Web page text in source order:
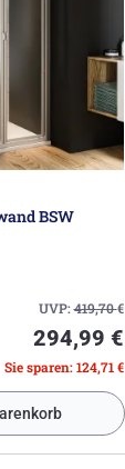
BSW
UVP:419,70€
294,99 €
Sie sparen: 124,71 €